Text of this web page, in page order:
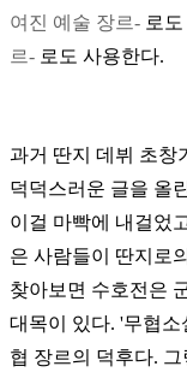
여진 예술 장르- 로도
르- 로도 사용한다.
과거 딴지 데뷔 초창
덕덕스러운 글을 올
이걸 마빡에 내걸었
은 사람들이 딴지로
찾아보면 수호전은
대목이 있다. '무협
협 장르의 덕후다.